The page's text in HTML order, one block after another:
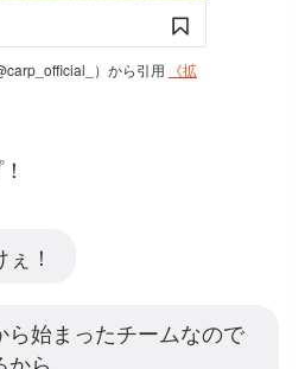
）から引用
《拡
！
ら始まったチームなので